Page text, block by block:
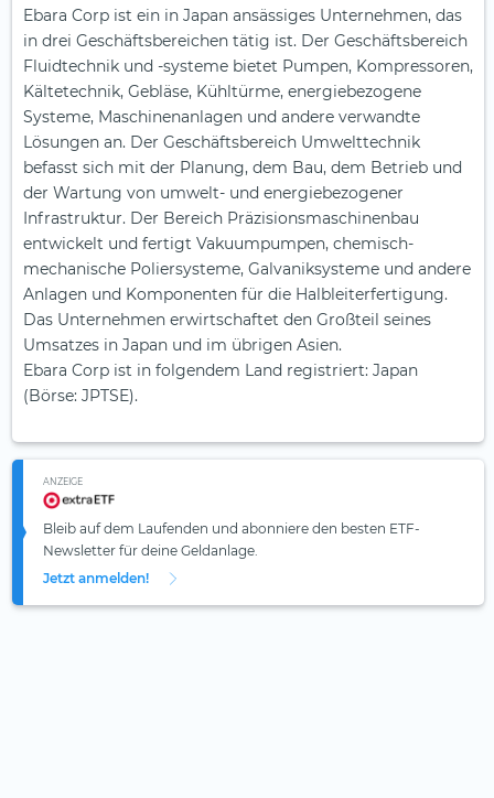
Ebara Corp ist ein in Japan ansässiges Unternehmen, das
in drei Geschäftsbereichen tätig ist. Der Geschäftsbereich
Fluidtechnik und -systeme bietet Pumpen, Kompressoren,
Kältetechnik, Gebläse, Kühltürme, energiebezogene
Systeme, Maschinenanlagen und andere verwandte
Lösungen an. Der Geschäftsbereich Umwelttechnik
befasst sich mit der Planung, dem Bau, dem Betrieb und
der Wartung von umwelt- und energiebezogener
Infrastruktur. Der Bereich Präzisionsmaschinenbau
entwickelt und fertigt Vakuumpumpen, chemisch-
mechanische Poliersysteme, Galvaniksysteme und andere
Anlagen und Komponenten für die Halbleiterfertigung.
Das Unternehmen erwirtschaftet den Großteil seines
Umsatzes in Japan und im übrigen Asien.
Ebara Corp ist in folgendem Land registriert: Japan
(Börse: JPTSE).
ANZEIGE
Bleib auf dem Laufenden und abonniere den besten ETF-
Newsletter für deine Geldanlage.
Jetzt anmelden!